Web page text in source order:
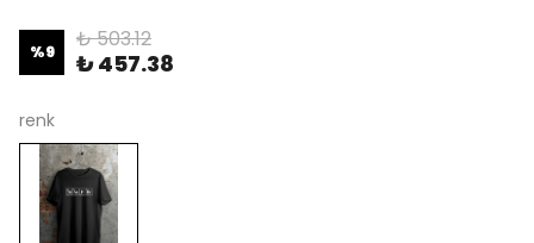
%9 ₺ 503.12
₺ 457.38
renk